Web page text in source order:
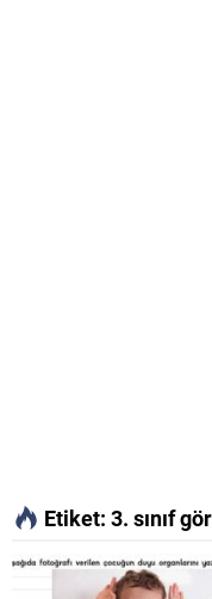
Etiket: 3. sınıf